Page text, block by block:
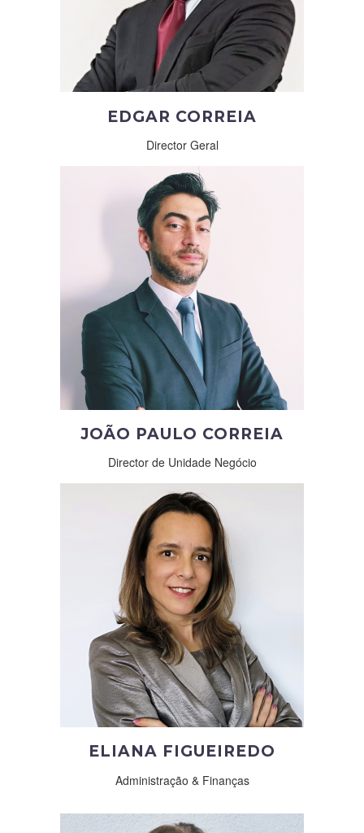
EDGAR CORREIA
Director Geral
JOÃO PAULO CORREIA
Director de Unidade Negócio
ELIANA FIGUEIREDO
Administração & Finanças